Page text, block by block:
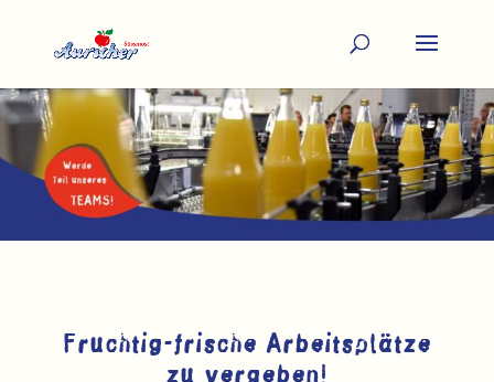
Fruchtig-frische Arbeitsplätze
zu vergeben!